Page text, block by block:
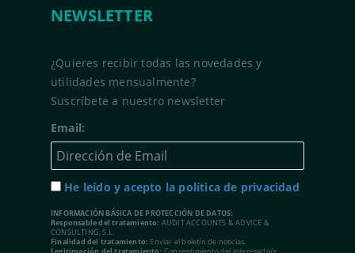
NEWSLETTER
¿Quieres recibir todas las novedades y
utilidades mensualmente?
Suscríbete a nuestro newsletter
Email:
He leído y acepto la política de privacidad
INFORMACIÓN BÁSICA DE PROTECCIÓN DE DATOS:
Responsable del tratamiento: AUDIT ACCOUNTS & ADVICE &
CONSULTING, S.L.
Finalidad del tratamiento: Enviar el boletín de noticias.